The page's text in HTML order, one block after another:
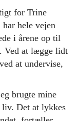
for Trine
hele vejen
i årene op til
Ved at lægge lidt
at undervise,
brugte mine
Det at lykkes